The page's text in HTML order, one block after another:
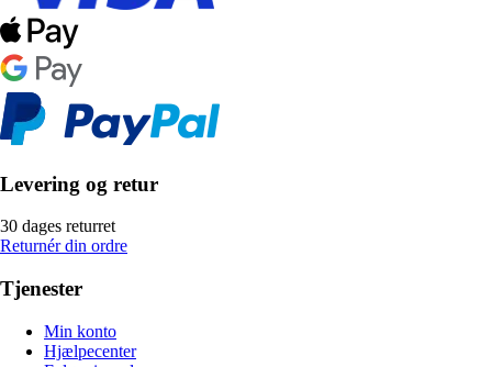
Levering og retur
30 dages returret
Returnér din ordre
Tjenester
Min konto
Hjælpecenter